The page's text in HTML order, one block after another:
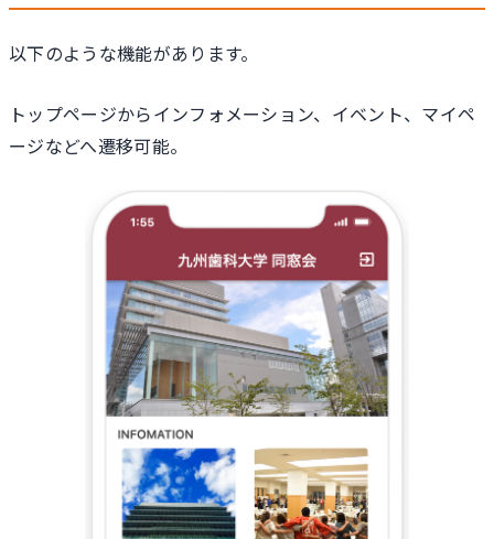
以下のような機能があります。
トップページからインフォメーション、イベント、マイペ
ージなどへ遷移可能。